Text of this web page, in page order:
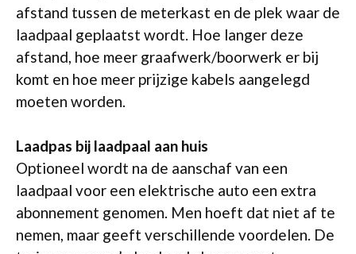
afstand tussen de meterkast en de plek waar de
laadpaal geplaatst wordt. Hoe langer deze
afstand, hoe meer graafwerk/boorwerk er bij
komt en hoe meer prijzige kabels aangelegd
moeten worden.
Laadpas bij laadpaal aan huis
Optioneel wordt na de aanschaf van een
laadpaal voor een elektrische auto een extra
abonnement genomen. Men hoeft dat niet af te
nemen, maar geeft verschillende voordelen. De